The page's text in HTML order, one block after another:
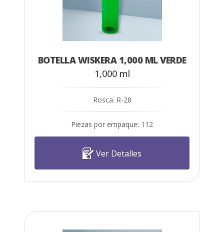
BOTELLA WISKERA 1,000 ML VERDE
1,000 ml
Rosca: R-28
Piezas por empaque: 112
Ver Detalles